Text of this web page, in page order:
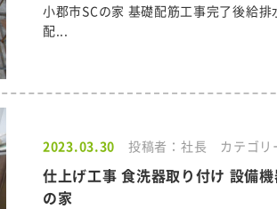
小郡市SCの家 基礎配筋工事完了後給
配...
2023.03.30 投稿者：社長 カテゴ
仕上げ工事 食洗器取り付け 設備
の家